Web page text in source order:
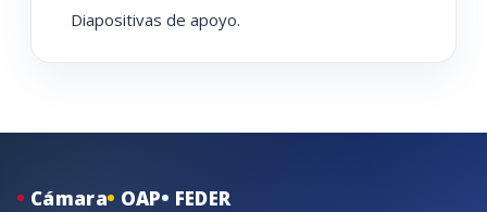
Diapositivas de apoyo.
Cámara OAP FEDER